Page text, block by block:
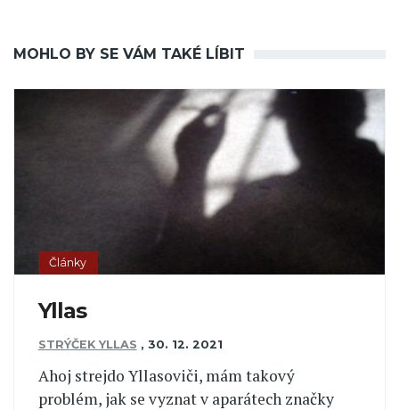
MOHLO BY SE VÁM TAKÉ LÍBIT
Články
Yllas
STRÝČEK YLLAS , 30. 12. 2021
Ahoj strejdo Yllasoviči, mám takový
problém, jak se vyznat v aparátech značky